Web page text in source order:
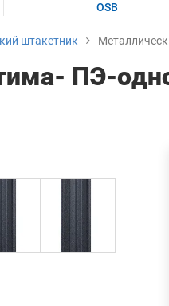
OSB
штакетник
ПЭ-